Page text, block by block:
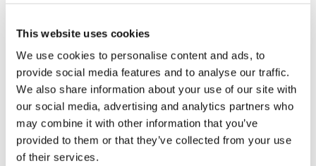
This website uses cookies
We use cookies to personalise content and ads, to
provide social media features and to analyse our traffic.
We also share information about your use of our site with
our social media, advertising and analytics partners who
may combine it with other information that you’ve
provided to them or that they’ve collected from your use
of their services.